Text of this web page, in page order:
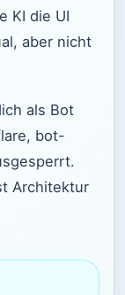
KI die UI
aber nicht
als Bot
bot-
Architektur